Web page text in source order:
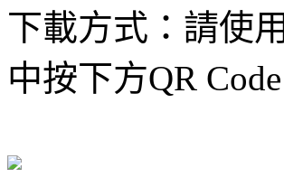
下載方式：請使用
中按下方QR Code